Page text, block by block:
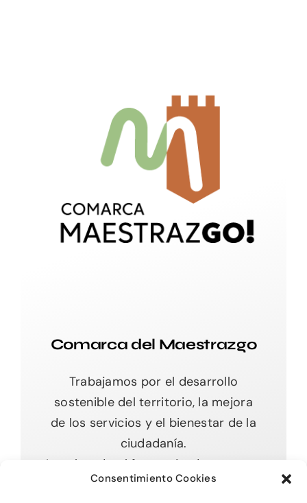
Consentimiento Cookies
Comarca del Maestrazgo
Trabajamos por el desarrollo
sostenible del territorio, la mejora
de los servicios y el bienestar de la
ciudadanía.
Impulsando el futuro desde nuestras
raíces.